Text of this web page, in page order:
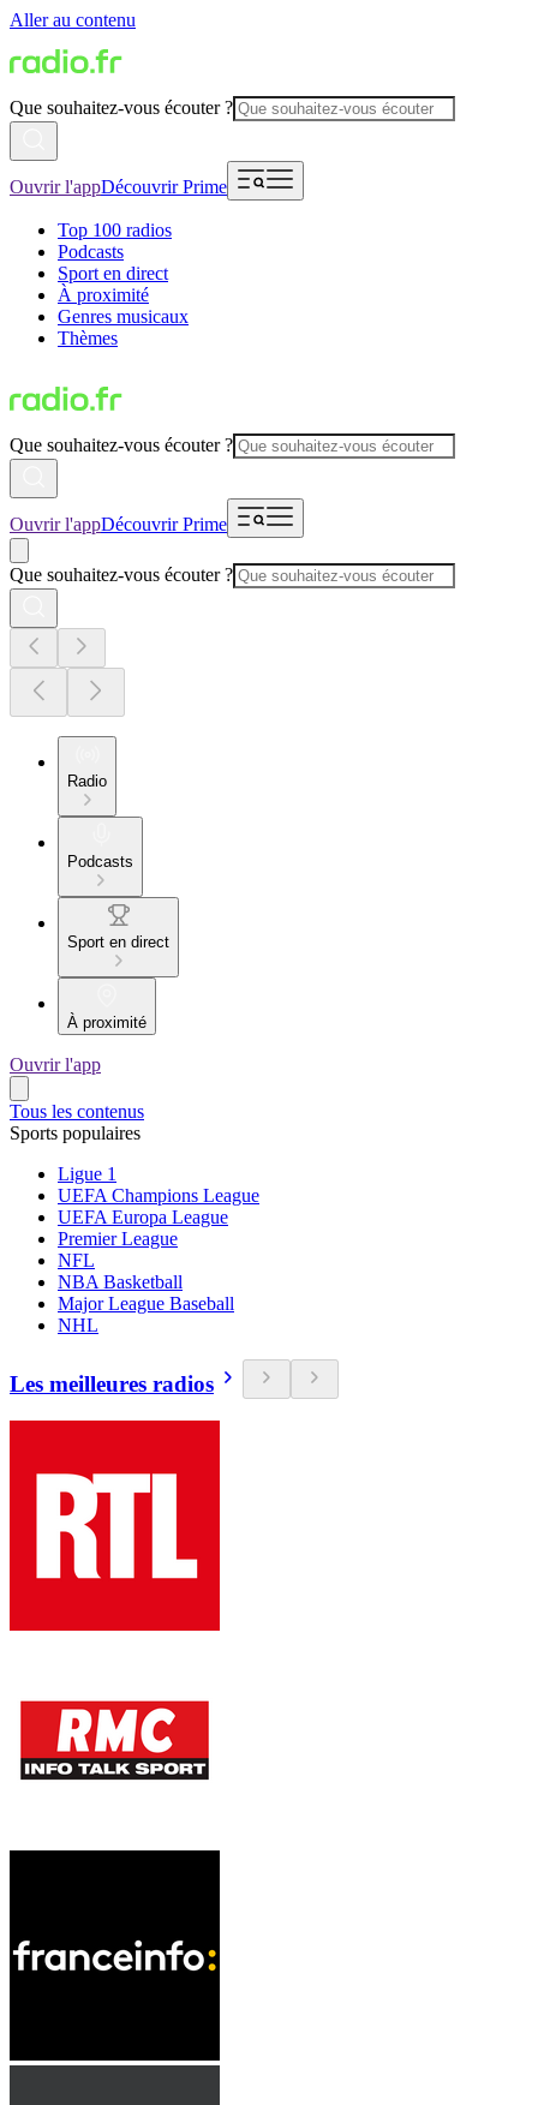
Aller au contenu
Que souhaitez-vous écouter ?
Ouvrir l'appDécouvrir Prime
Top 100 radios
Podcasts
Sport en direct
À proximité
Genres musicaux
Thèmes
Que souhaitez-vous écouter ?
Ouvrir l'appDécouvrir Prime
Que souhaitez-vous écouter ?
Radio
Podcasts
Sport en direct
À proximité
Ouvrir l'app
Tous les contenus
Sports populaires
Ligue 1
UEFA Champions League
UEFA Europa League
Premier League
NFL
NBA Basketball
Major League Baseball
NHL
Les meilleures radios